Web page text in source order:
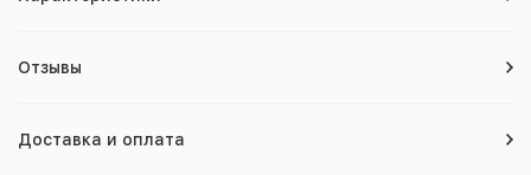
Отзывы
Доставка и оплата